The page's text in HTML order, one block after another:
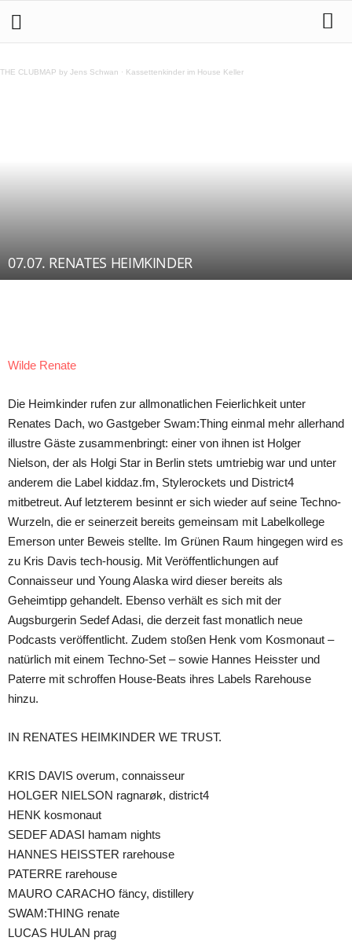
THE CLUBMAP by Jens Schwan · Kassettenkinder im House Keller
07.07. RENATES HEIMKINDER
Wilde Renate
Die Heimkinder rufen zur allmonatlichen Feierlichkeit unter
Renates Dach, wo Gastgeber Swam:Thing einmal mehr allerhand
illustre Gäste zusammenbringt: einer von ihnen ist Holger
Nielson, der als Holgi Star in Berlin stets umtriebig war und unter
anderem die Label kiddaz.fm, Stylerockets und District4
mitbetreut. Auf letzterem besinnt er sich wieder auf seine Techno-
Wurzeln, die er seinerzeit bereits gemeinsam mit Labelkollege
Emerson unter Beweis stellte. Im Grünen Raum hingegen wird es
zu Kris Davis tech-housig. Mit Veröffentlichungen auf
Connaisseur und Young Alaska wird dieser bereits als
Geheimtipp gehandelt. Ebenso verhält es sich mit der
Augsburgerin Sedef Adasi, die derzeit fast monatlich neue
Podcasts veröffentlicht. Zudem stoßen Henk vom Kosmonaut –
natürlich mit einem Techno-Set – sowie Hannes Heisster und
Paterre mit schroffen House-Beats ihres Labels Rarehouse
hinzu.
IN RENATES HEIMKINDER WE TRUST.
KRIS DAVIS overum, connaisseur
HOLGER NIELSON ragnarøk, district4
HENK kosmonaut
SEDEF ADASI hamam nights
HANNES HEISSTER rarehouse
PATERRE rarehouse
MAURO CARACHO fäncy, distillery
SWAM:THING renate
LUCAS HULAN prag